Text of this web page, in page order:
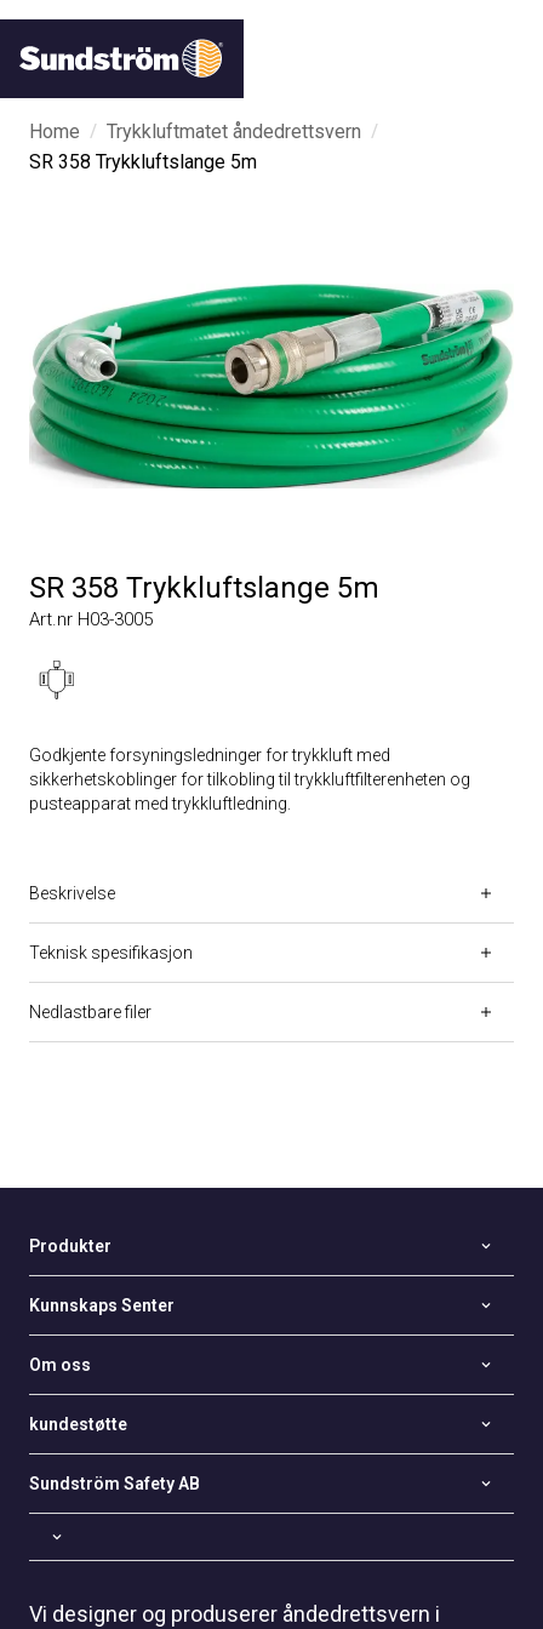
Home / Trykkluftmatet åndedrettsvern /
SR 358 Trykkluftslange 5m
SR 358 Trykkluftslange 5m
Art.nr H03-3005
Godkjente forsyningsledninger for trykkluft med
sikkerhetskoblinger for tilkobling til trykkluftfilterenheten og
pusteapparat med trykkluftledning.
Beskrivelse
Teknisk spesifikasjon
Nedlastbare filer
Produkter
Kunnskaps Senter
Om oss
kundestøtte
Sundström Safety AB
Vi designer og produserer åndedrettsvern i